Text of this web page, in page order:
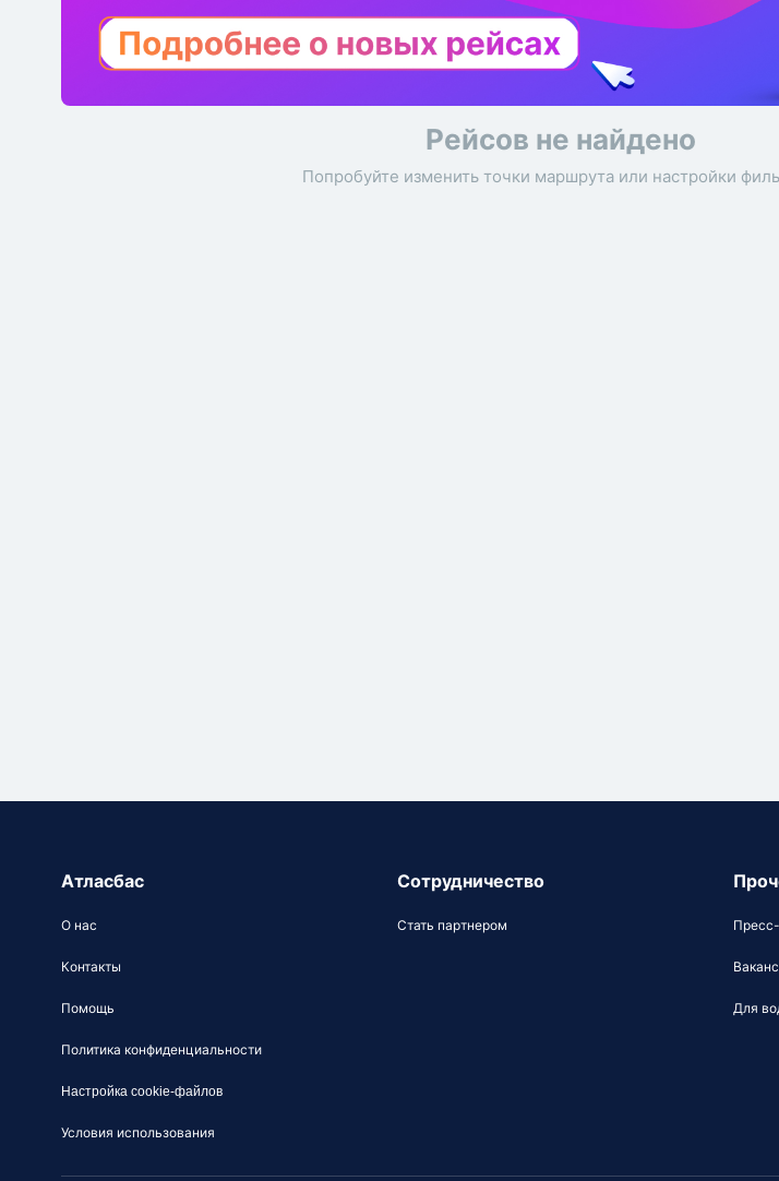
Рейсов не найдено
Попробуйте изменить точки маршрута или настройки
Атласбас
О нас
Контакты
Помощь
Политика конфиденциальности
Настройка cookie-файлов
Условия использования
Сотрудничество
Стать партнером
Для